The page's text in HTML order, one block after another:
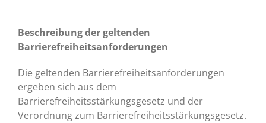
Beschreibung der geltenden
Barrierefreiheitsanforderungen
Die geltenden Barrierefreiheitsanforderungen
ergeben sich aus dem
Barrierefreiheitsstärkungsgesetz und der
Verordnung zum Barrierefreiheitsstärkungsgesetz.